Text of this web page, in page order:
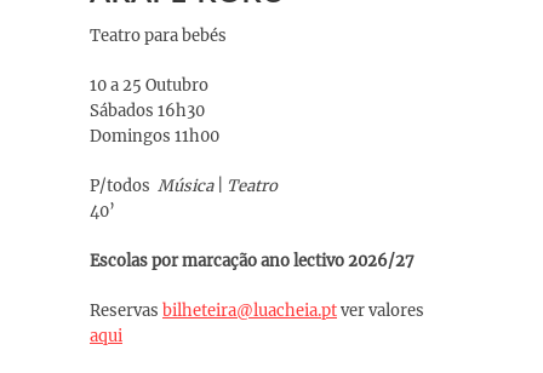
Teatro para bebés
10 a 25 Outubro
Sábados 16h30
Domingos 11h00
P/todos Música
Teatro
40’
Escolas por marcação ano lectivo 2026/27
Reservas bilheteira@luacheia.ptver valores
aqui